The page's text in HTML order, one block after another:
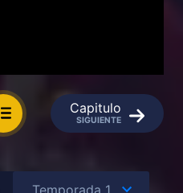
Capitulo
SIGUIENTE